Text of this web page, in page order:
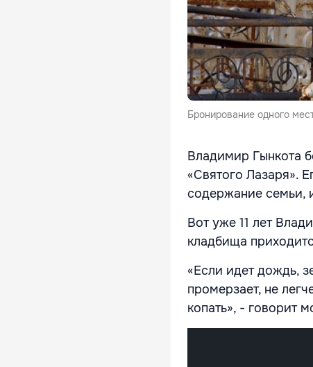
Бронирование одного
Владимир Гынкота
«Святого Лазаря».
содержание семьи,
Вот уже 11 лет
кладбища
«Если идет дождь,
промерзает, не
копать», - говорит